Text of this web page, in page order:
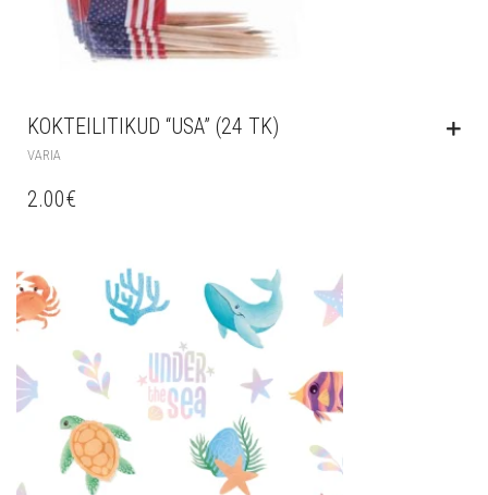
KOKTEILITIKUD “USA” (24 TK)
VARIA
2.00€